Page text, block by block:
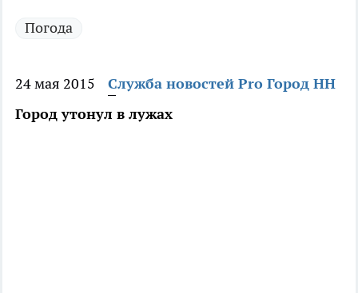
Погода
24 мая 2015
Служба новостей Pro Город НН
Город утонул в лужах